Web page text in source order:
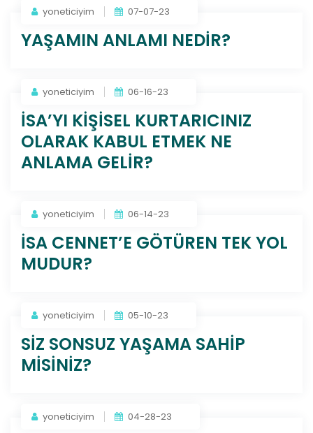
yoneticiyim 07-07-23
YAŞAMIN ANLAMI NEDİR?
yoneticiyim 06-16-23
İSA’YI KİŞİSEL KURTARICINIZ
OLARAK KABUL ETMEK NE
ANLAMA GELİR?
yoneticiyim 06-14-23
İSA CENNET’E GÖTÜREN TEK YOL
MUDUR?
yoneticiyim 05-10-23
SİZ SONSUZ YAŞAMA SAHİP
MİSİNİZ?
yoneticiyim 04-28-23